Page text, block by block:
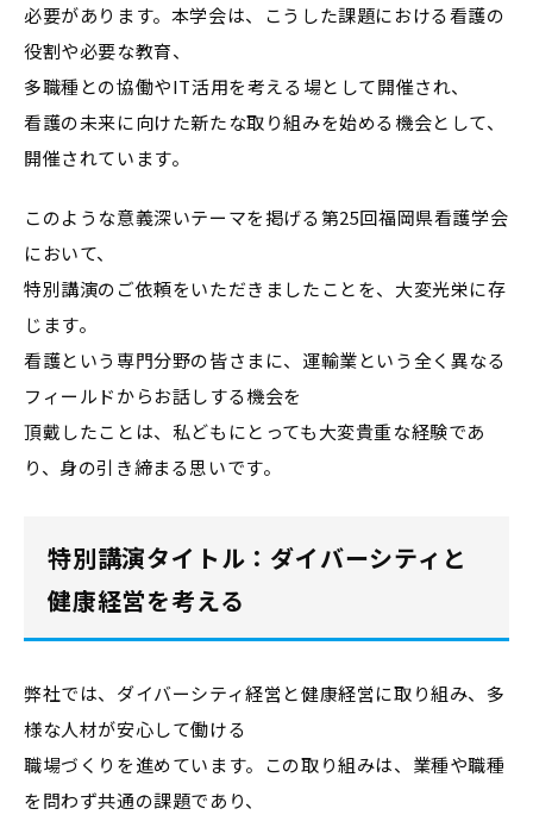
必要があります。本学会は、こうした課題における看護の
役割や必要な教育、
多職種との協働やIT活用を考える場として開催され、
看護の未来に向けた新たな取り組みを始める機会として、
開催されています。
このような意義深いテーマを掲げる第25回福岡県看護学会
において、
特別講演のご依頼をいただきましたことを、大変光栄に存
じます。
看護という専門分野の皆さまに、運輸業という全く異なる
フィールドからお話しする機会を
頂戴したことは、私どもにとっても大変貴重な経験であ
り、身の引き締まる思いです。
特別講演タイトル：ダイバーシティと
健康経営を考える
弊社では、ダイバーシティ経営と健康経営に取り組み、多
様な人材が安心して働ける
職場づくりを進めています。この取り組みは、業種や職種
を問わず共通の課題であり、